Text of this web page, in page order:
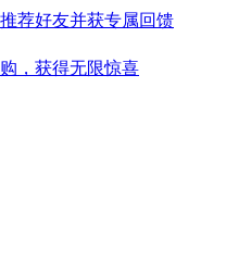
荐好友并获专属回馈
，获得无限惊喜